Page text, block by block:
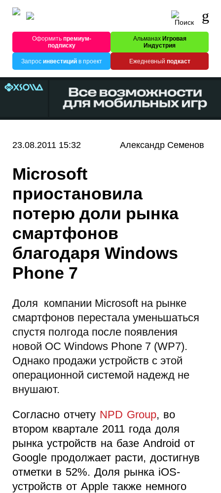
Оформитьпремиум-
подписку
Альманах Игровая
Индустрия
Запрос инвестицийв проект Ежедневный подкаст
23.08.2011 15:32 Александр Семенов
Microsoft
приостановила
потерю доли рынка
смартфонов
благодаря Windows
Phone 7
Доля компании Microsoft на рынке
смартфонов перестала уменьшаться
спустя полгода после появления
новой ОС Windows Phone 7 (WP7).
Однако продажи устройств с этой
операционной системой надежд не
внушают.
Согласно отчету NPD Group, во
втором квартале 2011 года доля
рынка устройств на базе Android от
Google продолжает расти, достигнув
отметки в 52%. Доля рынка iOS-
устройств от Apple также немного